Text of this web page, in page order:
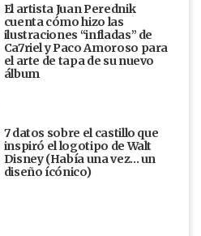
El artista Juan Perednik
cuenta cómo hizo las
ilustraciones “infladas” de
Ca7riel y Paco Amoroso para
el arte de tapa de su nuevo
álbum
7 datos sobre el castillo que
inspiró el logotipo de Walt
Disney (Había una vez... un
diseño ícónico)